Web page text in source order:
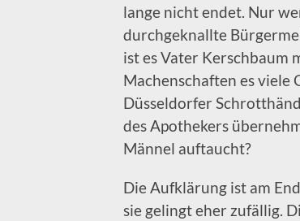
lange nicht endet. Nur
durchgeknallte
ist es Vater Kerschbaum
Machenschaften es viele
Düsseldorfer
des Apothekers
Männel auftaucht?
Die Aufklärung ist am
sie gelingt eher zufällig.